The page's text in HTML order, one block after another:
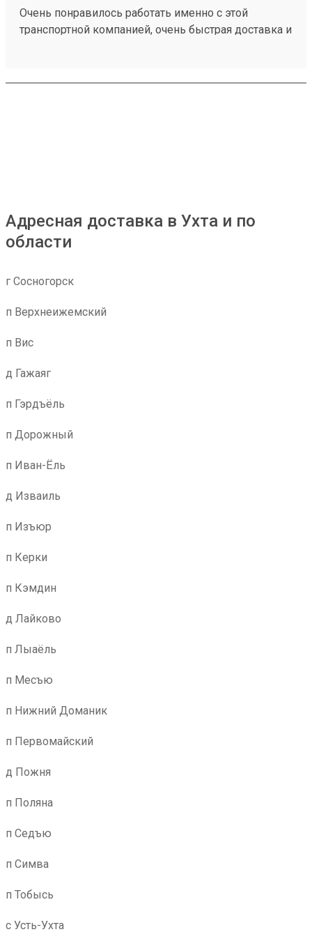
Очень понравилось работать именно с этой
транспортной компанией, очень быстрая доставка и
Адресная доставка в Ухта и по
области
г Сосногорск
п Верхнеижемский
п Вис
д Гажаяг
п Гэрдъёль
п Дорожный
п Иван-Ёль
д Изваиль
п Изъюр
п Керки
п Кэмдин
д Лайково
п Лыаёль
п Месъю
п Нижний Доманик
п Первомайский
д Пожня
п Поляна
п Седъю
п Симва
п Тобысь
с Усть-Ухта